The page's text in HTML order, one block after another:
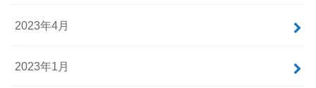
2023年4月
2023年1月